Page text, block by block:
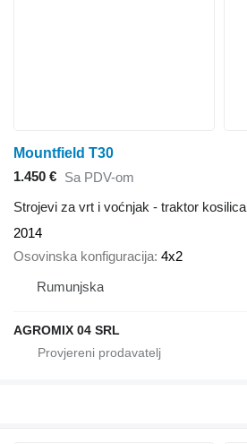
Mountfield T30
1.450 € Sa PDV-om
Strojevi za vrt i voćnjak - traktor kosilica
2014
Osovinska konfiguracija 4x2
Rumunjska
AGROMIX 04 SRL